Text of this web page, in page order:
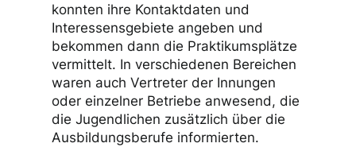
konnten ihre Kontaktdaten und
Interessensgebiete angeben und
bekommen dann die Praktikumsplätze
vermittelt. In verschiedenen Bereichen
waren auch Vertreter der Innungen
oder einzelner Betriebe anwesend, die
die Jugendlichen zusätzlich über die
Ausbildungsberufe informierten.